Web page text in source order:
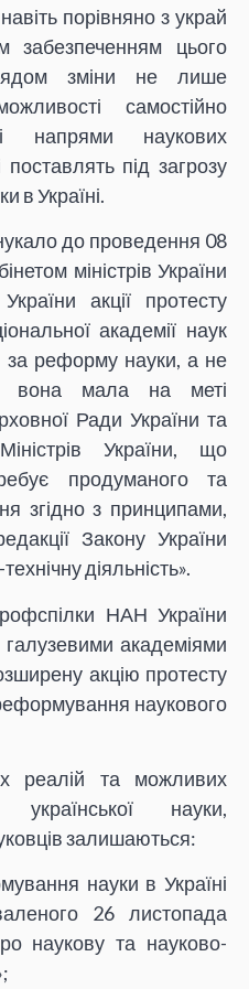
порівняно з украй
забезпеченням цього
зміни не лише
самостійно
напрями наукових
під загрозу
в Україні.
до проведення 08
міністрів України
акції протесту
академії наук
реформу науки, а не
вона мала на меті
Ради України та
України, що
продуманого та
згідно з принципами,
Закону України
діяльність».
НАН України
академіями
акцію протесту
наукового
реалій та можливих
науки,
залишаються:
науки в Україні
26 листопада
наукову та науково-